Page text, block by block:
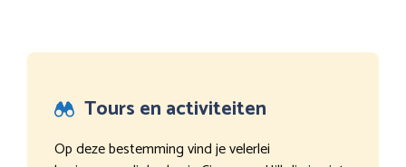
Tours en activiteiten
Op deze bestemming vind je velerlei